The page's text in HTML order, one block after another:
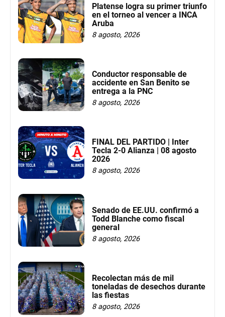
Platense logra su primer triunfo
en el torneo al vencer a INCA
Aruba
8 agosto, 2026
Conductor responsable de
accidente en San Benito se
entrega a la PNC
8 agosto, 2026
FINAL DEL PARTIDO | Inter
Tecla 2-0 Alianza | 08 agosto
2026
8 agosto, 2026
Senado de EE.UU. confirmó a
Todd Blanche como fiscal
general
8 agosto, 2026
Recolectan más de mil
toneladas de desechos durante
las fiestas
8 agosto, 2026